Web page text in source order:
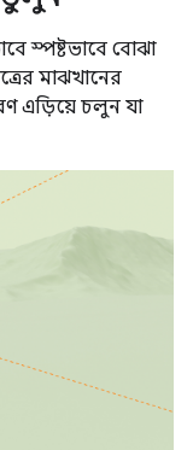
স্পষ্টভাবে বোঝা
মাঝখানের
এড়িয়ে চলুন যা